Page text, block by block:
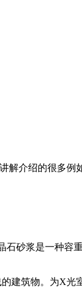
解介绍的很多例
石砂浆是一种容
建筑物。为X光